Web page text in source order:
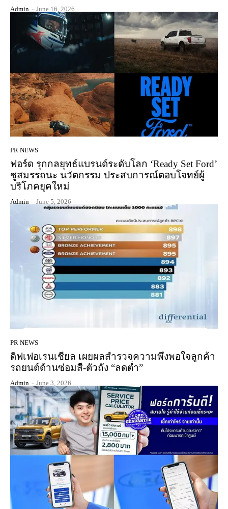
Admin - June 16, 2026
PR NEWS
ฟอร์ด รุกกลยุทธ์แบรนด์ระดับโลก ‘Ready Set Ford’
ชูสมรรถนะ นวัตกรรม ประสบการณ์ตอบโจทย์ผู้
บริโภคยุคใหม่
Admin - June 5, 2026
PR NEWS
ดิฟเฟอเรนเชียล เผยผลสำรวจความพึงพอใจลูกค้า
รถยนต์ด้านซ่อมสี-ตัวถัง “ลดต่ำ”
Admin - June 3, 2026